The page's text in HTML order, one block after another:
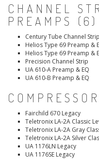
CHANNEL
PREAMPS (6)
Century Tube Channel Strip
Helios Type 69 Preamp &
Helios Type 69 Preamp &
Precision Channel Strip
UA 610-A Preamp & EQ
UA 610-B Preamp & EQ
Fairchild 670 Legacy
Teletronix LA-2A Classic
Teletronix LA-2A Gray
Teletronix LA-2A Silver
UA 1176LN Legacy
UA 1176SE Legacy